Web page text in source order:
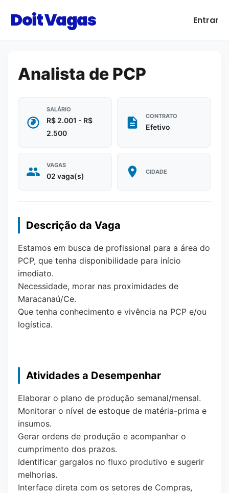
Doit Vagas Entrar
Analista de PCP
SALÁRIO
R$ 2.001 - R$
2.500
CONTRATO
Efetivo
VAGAS
02 vaga(s)
CIDADE
Descrição da Vaga
Estamos em busca de profissional para a área do
PCP, que tenha disponibilidade para início
imediato.
Necessidade, morar nas proximidades de
Maracanaú/Ce.
Que tenha conhecimento e vivência na PCP e/ou
logística.
Atividades a Desempenhar
Elaborar o plano de produção semanal/mensal.
Monitorar o nível de estoque de matéria-prima e
insumos.
Gerar ordens de produção e acompanhar o
cumprimento dos prazos.
Identificar gargalos no fluxo produtivo e sugerir
melhorias.
Interface direta com os setores de Compras,